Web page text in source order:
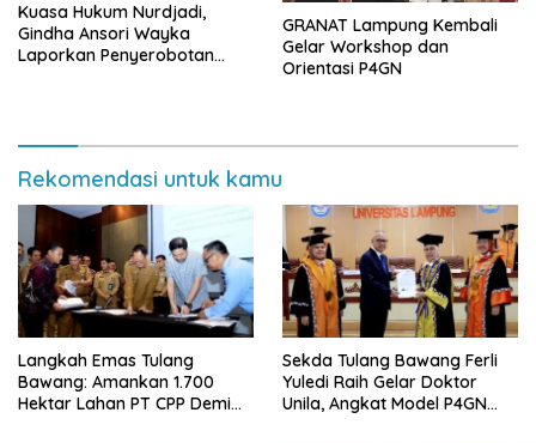
Kuasa Hukum Nurdjadi,
Gindha Ansori Wayka
Laporkan Penyerobotan
GRANAT Lampung Kembali
Gelar Workshop dan
Orientasi P4GN
Rekomendasi untuk kamu
Langkah Emas Tulang
Bawang: Amankan 1.700
Hektar Lahan PT CPP Demi
Sekda Tulang Bawang Ferli
Yuledi Raih Gelar Doktor
Unila, Angkat Model P4GN